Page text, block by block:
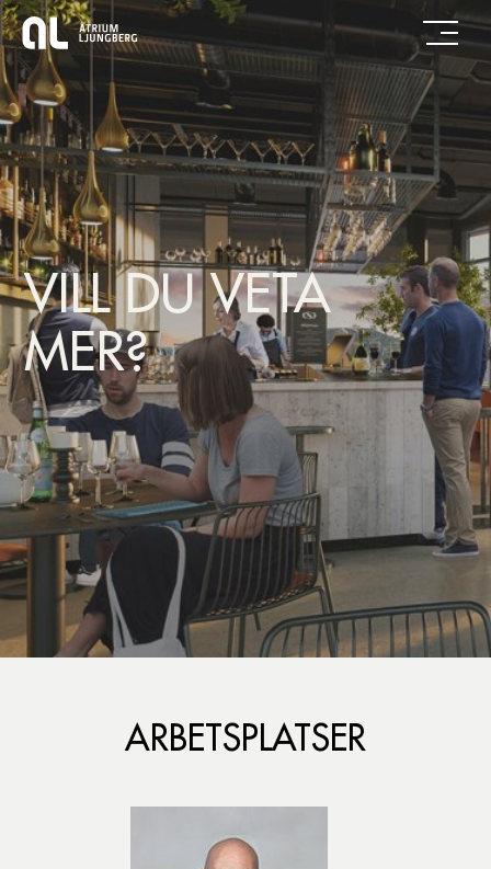
VILL DU VETA
MER?
ARBETSPLATSER